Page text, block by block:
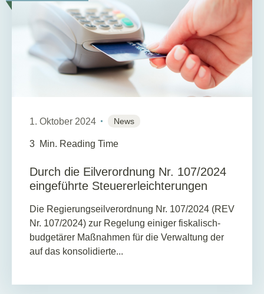
1. Oktober 2024 News
3 Min. Reading Time
Durch die Eilverordnung Nr. 107/2024
eingeführte Steuererleichterungen
Die Regierungseilverordnung Nr. 107/2024 (REV
Nr. 107/2024) zur Regelung einiger fiskalisch-
budgetärer Maßnahmen für die Verwaltung der
auf das konsolidierte...